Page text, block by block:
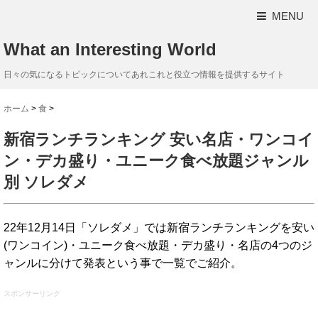
MENU
What an Interesting World
日々の気になるトピックについてあれこれと役立つ情報を提供するサイト
ホーム > 食 >
新宿ランチランキング 安い名店・ワンコイ
ン・デカ盛り・ユニーク食べ放題ジャンル
別 ソレダメ
22年12月14日「ソレダメ」では新宿ランチランキングを安い
(ワンコイン)・ユニーク食べ放題・デカ盛り・名店の4つのジ
ャンルに分けて発表という事で一覧でご紹介。
スポンサーリンク